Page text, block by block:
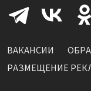
ВАКАНСИИ
РАЗМЕЩЕНИЕ